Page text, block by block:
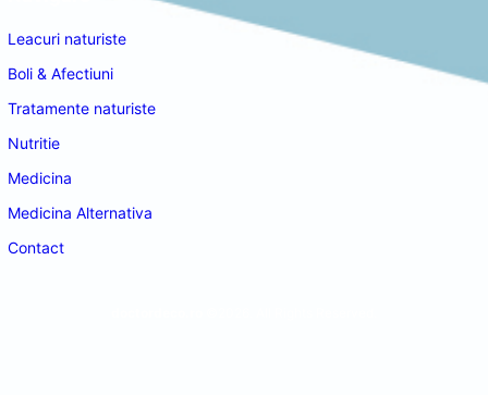
Leacuri naturiste
Boli & Afectiuni
Tratamente naturiste
Nutritie
Medicina
Medicina Alternativa
Contact